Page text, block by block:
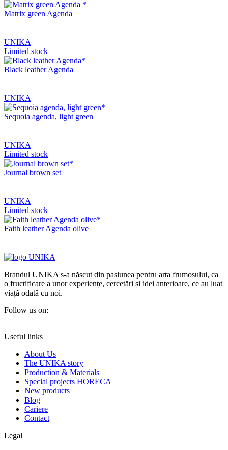
Matrix green Agenda
UNIKA
Limited stock
Black leather Agenda
UNIKA
Sequoia agenda, light green
UNIKA
Limited stock
Journal brown set
UNIKA
Limited stock
Faith leather Agenda olive
Brandul UNIKA s-a născut din pasiunea pentru arta frumosului, ca
o fructificare a unor experiențe, cercetări și idei anterioare, ce au luat
viață odată cu noi.
Follow us on:
Useful links
About Us
The UNIKA story
Production & Materials
Special projects HORECA
New products
Blog
Cariere
Contact
Legal